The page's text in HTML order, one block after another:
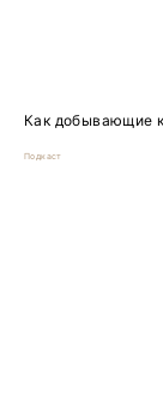
Как добывающие
Подкаст